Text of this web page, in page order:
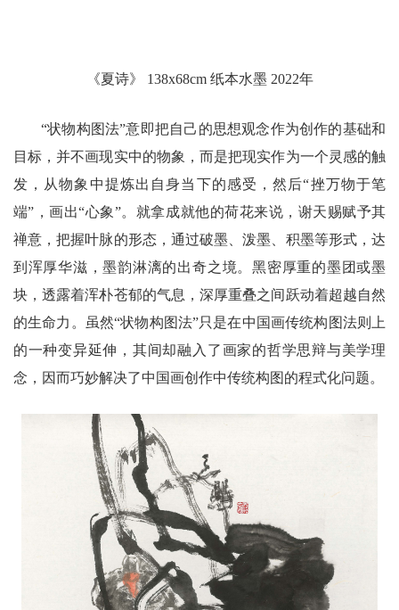
《夏诗》 138x68cm 纸本水墨 2022年
“状物构图法”意即把自己的思想观念作为创作的基础和
目标，并不画现实中的物象，而是把现实作为一个灵感的触
发，从物象中提炼出自身当下的感受，然后“挫万物于笔
端”，画出“心象”。就拿成就他的荷花来说，谢天赐赋予其
禅意，把握叶脉的形态，通过破墨、泼墨、积墨等形式，达
到浑厚华滋，墨韵淋漓的出奇之境。黑密厚重的墨团或墨
块，透露着浑朴苍郁的气息，深厚重叠之间跃动着超越自然
的生命力。虽然“状物构图法”只是在中国画传统构图法则上
的一种变异延伸，其间却融入了画家的哲学思辩与美学理
念，因而巧妙解决了中国画创作中传统构图的程式化问题。